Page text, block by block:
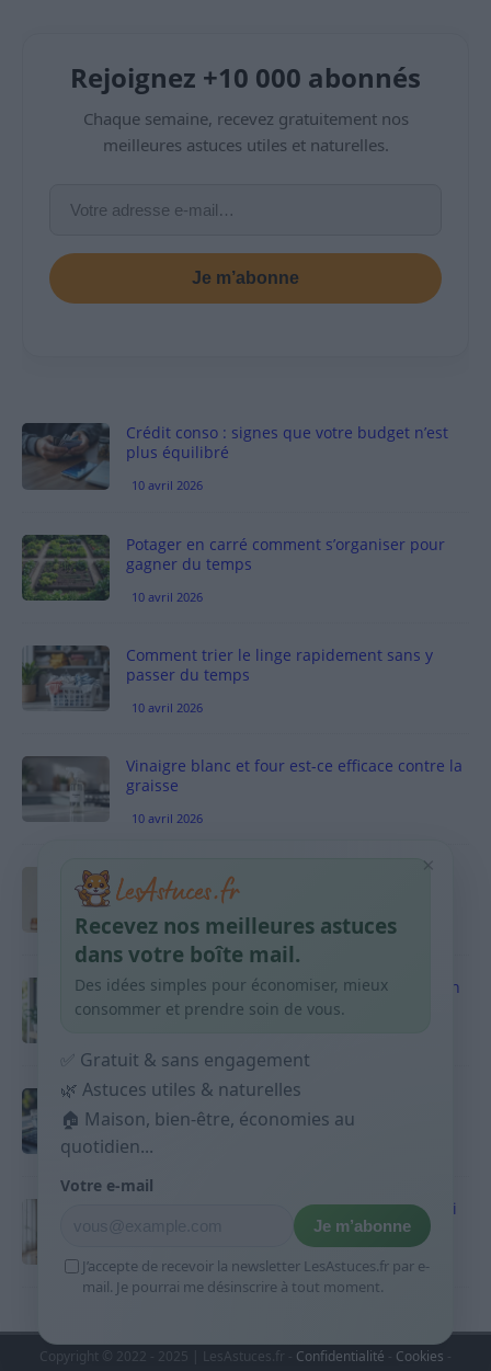
Rejoignez +10 000 abonnés
Chaque semaine, recevez gratuitement nos
meilleures astuces utiles et naturelles.
Je m’abonne
Crédit conso : signes que votre budget n’est
plus équilibré
10 avril 2026
Potager en carré comment s’organiser pour
gagner du temps
10 avril 2026
Comment trier le linge rapidement sans y
passer du temps
10 avril 2026
Vinaigre blanc et four est-ce efficace contre la
graisse
10 avril 2026
Taches pigmentaires : routine simple +
habitudes qui aident
9 avril 2026
Produits ménagers : comment économiser en
courses sans acheter 10 sprays
Budget mensuel : méthode rapide pour
répartir son salaire dès le jour de paie
9 avril 2026
Sport 10 minutes par jour est-ce utile et quoi
9 avril 2026
Copyright © 2022 - 2025 | LesAstuces.fr - Confidentialité Cookies -
×
Recevez nos meilleures astuces
dans votre boîte mail.
Des idées simples pour économiser, mieux
consommer et prendre soin de vous.
✅ Gratuit & sans engagement
🌿 Astuces utiles & naturelles
🏠 Maison, bien-être, économies au
quotidien...
Votre e-mail
Je m’abonne
J’accepte de recevoir la newsletter LesAstuces.fr par e-
mail. Je pourrai me désinscrire à tout moment.